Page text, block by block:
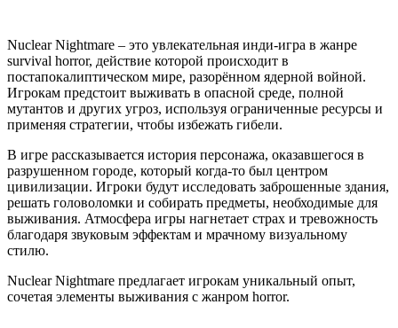
Nuclear Nightmare – это увлекательная инди-игра в жанре
survival horror, действие которой происходит в
постапокалиптическом мире, разорённом ядерной войной.
Игрокам предстоит выживать в опасной среде, полной
мутантов и других угроз, используя ограниченные ресурсы и
применяя стратегии, чтобы избежать гибели.
В игре рассказывается история персонажа, оказавшегося в
разрушенном городе, который когда-то был центром
цивилизации. Игроки будут исследовать заброшенные здания,
решать головоломки и собирать предметы, необходимые для
выживания. Атмосфера игры нагнетает страх и тревожность
благодаря звуковым эффектам и мрачному визуальному
стилю.
Nuclear Nightmare предлагает игрокам уникальный опыт,
сочетая элементы выживания с жанром horror.